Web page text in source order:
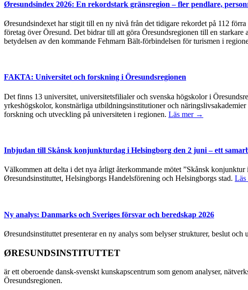
Øresundsindex 2026: En rekordstark gränsregion – fler pendlare,
Øresundsindexet har stigit till en ny nivå från det tidigare rekordet på 112
företag över Öresund. Det bidrar till att göra Öresundsregionen till en
betydelsen av den kommande Fehmarn Bält-förbindelsen för turismen i
FAKTA: Universitet och forskning i Öresundsregionen
Det finns 13 universitet, universitetsfilialer och svenska högskolor i
yrkeshögskolor, konstnärliga utbildningsinstitutioner och
forskning och utveckling på universiteten i regionen. Läs mer →
Inbjudan till Skånsk konjunkturdag i Helsingborg den 2 juni – ett
Välkommen att delta i det nya årligt återkommande mötet ”Skånsk
Øresundsinstituttet, Helsingborgs Handelsförening och Helsingborgs stad.
Ny analys: Danmarks och Sveriges försvar och beredskap 2026
Øresundsinstituttet presenterar en ny analys som belyser strukturer, beslut
ØRESUNDSINSTITUTTET
är ett oberoende dansk-svenskt kunskapscentrum som genom analyser,
Öresundsregionen.